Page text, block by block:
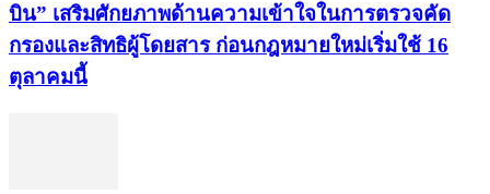
บิน” เสริมศักยภาพด้านความเข้าใจในการตรวจคัด
กรองและสิทธิผู้โดยสาร ก่อนกฎหมายใหม่เริ่มใช้ 16
ตุลาคมนี้